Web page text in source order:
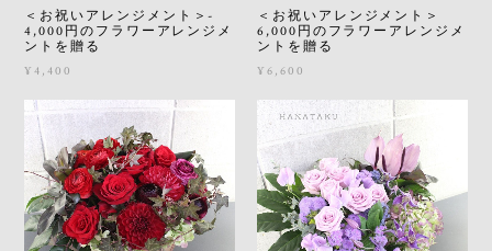
＜お祝いアレンジメント＞-
4,000円のフラワーアレンジメ
ントを贈る
¥4,400
＜お祝いアレンジメント＞
6,000円のフラワーアレンジメ
ントを贈る
¥6,600